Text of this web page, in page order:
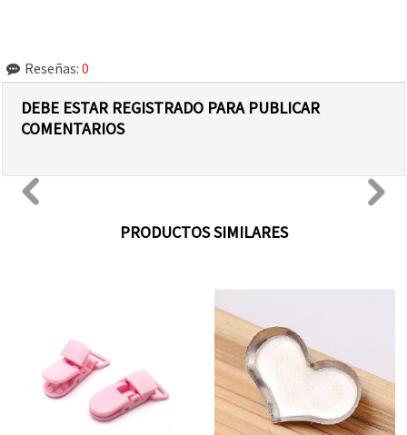
Reseñas: 0
DEBE ESTAR REGISTRADO PARA PUBLICAR
COMENTARIOS
PRODUCTOS SIMILARES